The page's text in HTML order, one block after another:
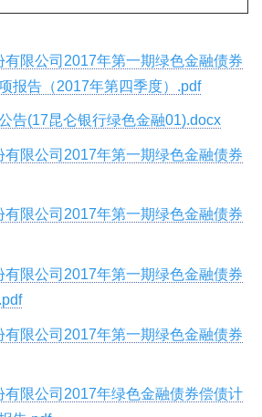
有限公司2017年第一期绿色金融债券
报告（2017年第四季度）.pdf
告(17昆仑银行绿色金融01).docx
有限公司2017年第一期绿色金融债券
有限公司2017年第一期绿色金融债券
有限公司2017年第一期绿色金融债券
有限公司2017年第一期绿色金融债券
有限公司2017年绿色金融债券偿债计